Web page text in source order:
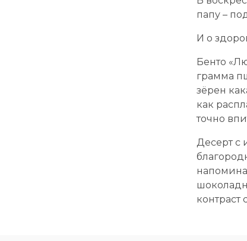
папу –
И о
Бенто
грамма
зёрен
как
точно
Десерт с